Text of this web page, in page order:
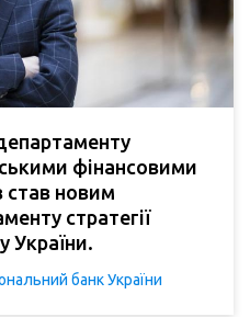
фінансовими
став новим
стратегії
України.
банк України